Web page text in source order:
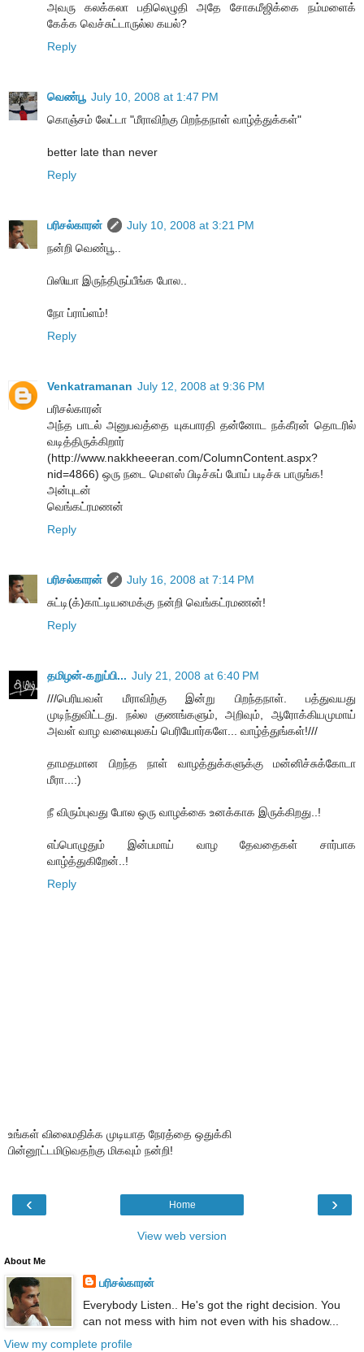
அவரு கலக்கலா பதிலெழுதி அதே சோகமீஜிக்கை நம்மளைக்
கேக்க வெச்சுட்டாருல்ல கயல்?
Reply
வெண்பூ July 10, 2008 at 1:47 PM
கொஞ்சம் லேட்டா "மீராவிற்கு பிறந்தநாள் வாழ்த்துக்கள்"
better late than never
Reply
பரிசல்காரன்
July 10, 2008 at 3:21 PM
நன்றி வெண்பூ..
பிஸியா இருந்திருப்பீங்க போல..
நோ ப்ராப்ளம்!
Reply
Venkatramanan July 12, 2008 at 9:36 PM
பரிசல்காரன்
அந்த பாடல் அனுபவத்தை யுகபாரதி தன்னோட நக்கீரன் தொடரில்
வடித்திருக்கிறார்
(http://www.nakkheeeran.com/ColumnContent.aspx?
nid=4866) ஒரு நடை மௌஸ் பிடிச்சுப் போய் படிச்சு பாருங்க!
அன்புடன்
வெங்கட்ரமணன்
Reply
பரிசல்காரன்
July 16, 2008 at 7:14 PM
சுட்டி(க்)காட்டியமைக்கு நன்றி வெங்கட்ரமணன்!
Reply
தமிழன்-கறுப்பி... July 21, 2008 at 6:40 PM
///பெரியவள் மீராவிற்கு இன்று பிறந்தநாள். பத்துவயது
முடிந்துவிட்டது. நல்ல குணங்களும், அறிவும், ஆரோக்கியமுமாய்
அவள் வாழ வலையுலகப் பெரியோர்களே... வாழ்த்துங்கள்!///
தாமதமான பிறந்த நாள் வாழத்துக்களுக்கு மன்னிச்சுக்கோடா
மீரா...:)
நீ விரும்புவது போல ஒரு வாழக்கை உனக்காக இருக்கிறது..!
எப்பொழுதும் இன்பமாய் வாழ தேவதைகள் சார்பாக
வாழ்த்துகிறேன்..!
Reply
உங்கள் விலைமதிக்க முடியாத நேரத்தை ஒதுக்கி
பின்னூட்டமிடுவதற்கு மிகவும் நன்றி!
‹ ›
Home
View web version
About Me
பரிசல்காரன்
Everybody Listen.. He's got the right decision. You
can not mess with him not even with his shadow...
View my complete profile